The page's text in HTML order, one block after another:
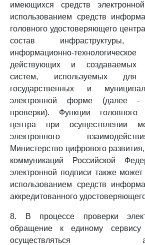
имеющихся средств
использованием средств
головного удостоверяющего
состав инфраструктуры,
информационно-
действующих и создаваемых
систем, используемых для
государственных и
электронной форме (далее -
проверки). Функции головного
центра при осуществлении
электронного
Министерство цифрового
коммуникаций Российской
электронной подписи также
использованием средств
аккредитованного
8. В процессе проверки
обращение к единому сервису
осуществляться